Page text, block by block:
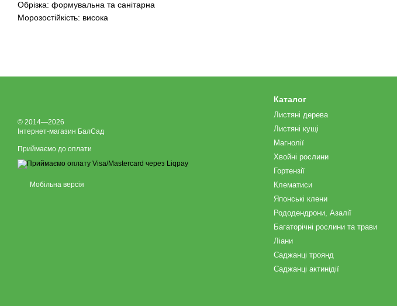
Обрізка: формувальна та санітарна
Морозостійкість: висока
© 2014—2026
Інтернет-магазин БалСад
Приймаємо до оплати
Мобільна версія
Каталог
Листяні дерева
Листяні кущі
Магнолії
Хвойні рослини
Гортензії
Клематиси
Японські клени
Рододендрони, Азалії
Багаторічні рослини та трави
Ліани
Саджанці троянд
Саджанці актинідії